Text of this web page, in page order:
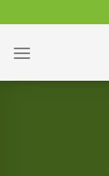
to
content